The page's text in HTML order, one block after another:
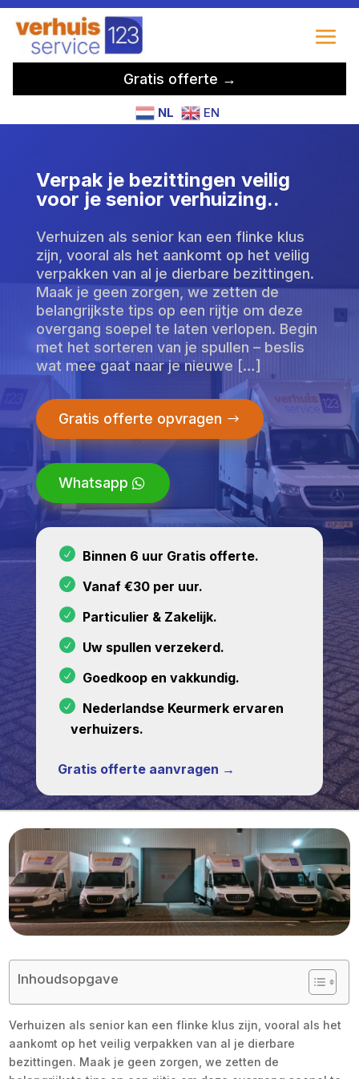
Gratis offerte →
NL EN
Verpak je bezittingen veilig
voor je senior verhuizing.​.
Verhuizen als senior kan een flinke klus
zijn, vooral als het aankomt op het veilig
verpakken van al je dierbare bezittingen.
Maak je geen zorgen, we zetten de
belangrijkste tips op een rijtje om deze
overgang soepel te laten verlopen. Begin
met het sorteren van je spullen – beslis
wat mee gaat naar je nieuwe […]
Gratis offerte opvragen
Whatsapp
Binnen 6 uur Gratis offerte.
Vanaf €30 per uur.
Particulier & Zakelijk.
Uw spullen verzekerd.
Goedkoop en vakkundig.
Nederlandse Keurmerk ervaren
verhuizers.
Gratis offerte aanvragen →
Inhoudsopgave
Verhuizen als senior kan een flinke klus zijn, vooral als het
aankomt op het veilig verpakken van al je dierbare
bezittingen. Maak je geen zorgen, we zetten de